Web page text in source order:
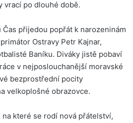
vrací po dlouhé době.
přijedou popřát k narozeninám
Ostravy Petr Kajnar,
Baníku. Diváky jistě pobaví
v nejposlouchanější moravské
bezprostřední pocity
velkoplošné obrazovce.
které se rodí nová přátelství,